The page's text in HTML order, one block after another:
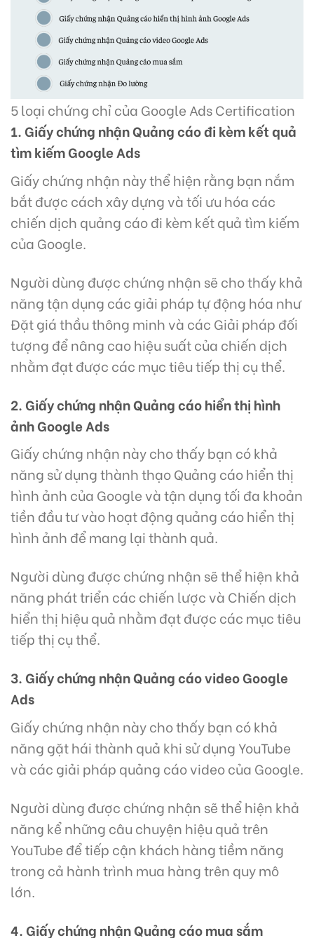
5 loại chứng chỉ của Google Ads Certification
1. Giấy chứng nhận Quảng cáo đi kèm kết quả
tìm kiếm Google Ads
Giấy chứng nhận này thể hiện rằng bạn nắm
bắt được cách xây dựng và tối ưu hóa các
chiến dịch quảng cáo đi kèm kết quả tìm kiếm
của Google.
Người dùng được chứng nhận sẽ cho thấy khả
năng tận dụng các giải pháp tự động hóa như
Đặt giá thầu thông minh và các Giải pháp đối
tượng để nâng cao hiệu suất của chiến dịch
nhằm đạt được các mục tiêu tiếp thị cụ thể.
2. Giấy chứng nhận Quảng cáo hiển thị hình
ảnh Google Ads
Giấy chứng nhận này cho thấy bạn có khả
năng sử dụng thành thạo Quảng cáo hiển thị
hình ảnh của Google và tận dụng tối đa khoản
tiền đầu tư vào hoạt động quảng cáo hiển thị
hình ảnh để mang lại thành quả.
Người dùng được chứng nhận sẽ thể hiện khả
năng phát triển các chiến lược và Chiến dịch
hiển thị hiệu quả nhằm đạt được các mục tiêu
tiếp thị cụ thể.
3. Giấy chứng nhận Quảng cáo video Google
Ads
Giấy chứng nhận này cho thấy bạn có khả
năng gặt hái thành quả khi sử dụng YouTube
và các giải pháp quảng cáo video của Google.
Người dùng được chứng nhận sẽ thể hiện khả
năng kể những câu chuyện hiệu quả trên
YouTube để tiếp cận khách hàng tiềm năng
trong cả hành trình mua hàng trên quy mô
lớn.
4. Giấy chứng nhận Quảng cáo mua sắm